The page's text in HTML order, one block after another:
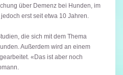
über Demenz bei Hunden, im
erst seit etwa 10 Jahren.
die sich mit dem Thema
Außerdem wird an einem
«Das ist aber noch